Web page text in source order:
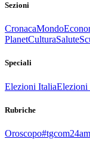
Sezioni
CronacaMondo
PlanetCulturaSalute
Speciali
Elezioni ItaliaElezioni
Rubriche
Oroscopo